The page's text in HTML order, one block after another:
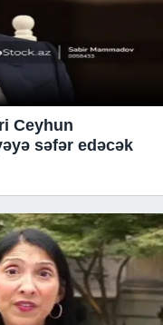
Ceyhun
səfər edəcək